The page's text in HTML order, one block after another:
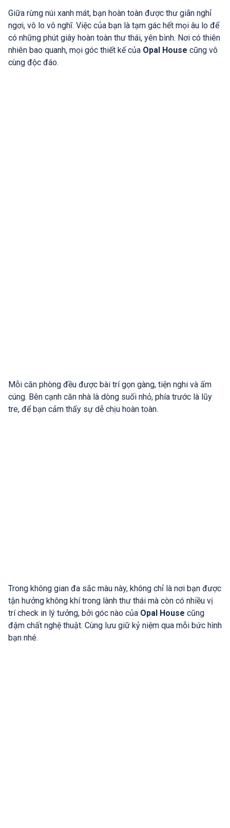
Giữa rừng núi xanh mát, bạn hoàn toàn được thư giãn nghỉ
ngơi, vô lo vô nghĩ. Việc của bạn là tạm gác hết mọi âu lo để
có những phút giây hoàn toàn thư thái, yên bình. Nơi có thiên
nhiên bao quanh, mọi góc thiết kế của Opal House cũng vô
cùng độc đáo.
Mỗi căn phòng đều được bài trí gọn gàng, tiện nghi và ấm
cúng. Bên cạnh căn nhà là dòng suối nhỏ, phía trước là lũy
tre, để bạn cảm thấy sự dễ chịu hoàn toàn.
Trong không gian đa sắc màu này, không chỉ là nơi bạn được
tận hưởng không khí trong lành thư thái mà còn có nhiều vị
trí check in lý tưởng, bởi góc nào của Opal House cũng
đậm chất nghệ thuật. Cùng lưu giữ kỷ niệm qua mỗi bức hình
bạn nhé.